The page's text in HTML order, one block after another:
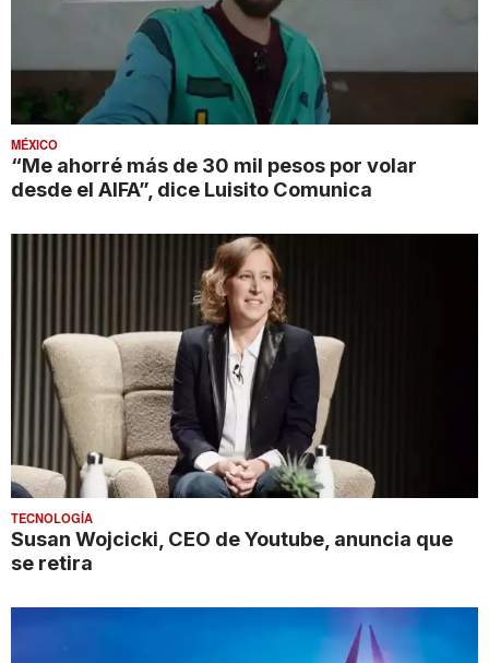
MÉXICO
“Me ahorré más de 30 mil pesos por volar
desde el AIFA”, dice Luisito Comunica
TECNOLOGÍA
Susan Wojcicki, CEO de Youtube, anuncia que
se retira